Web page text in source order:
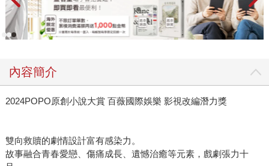
內容簡介
2024POPO原創小說大賞 百薇國際娛樂 影視改編潛力獎
雙向救贖的劇情設計富有感染力。
故事融合青春愛戀、傷痛成長、遺憾治癒等元素，戲劇張力十